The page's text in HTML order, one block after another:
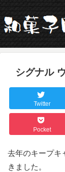
シグナル
Twitter
Pocket
去年のキープキ
きました。